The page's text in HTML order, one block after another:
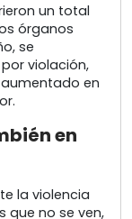
un total
órganos
se
violación,
en
en
la violencia
que no se ven,